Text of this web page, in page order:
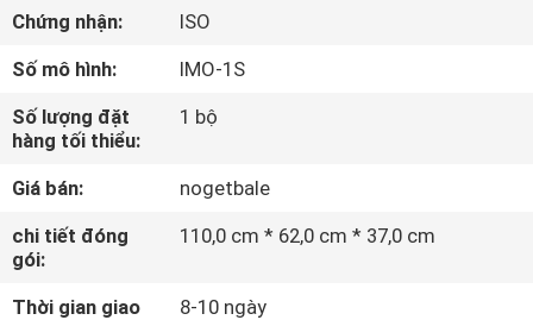
VỀ
CHÚNG
TÔI
THAM
Chứng nhận:
ISO
Số mô hình:
IMO-1S
Số lượng đặt
hàng tối thiểu:
1 bộ
Giá bán:
nogetbale
chi tiết đóng
gói:
110,0 cm * 62,0 cm * 37,0 cm
Thời gian giao
8-10 ngày